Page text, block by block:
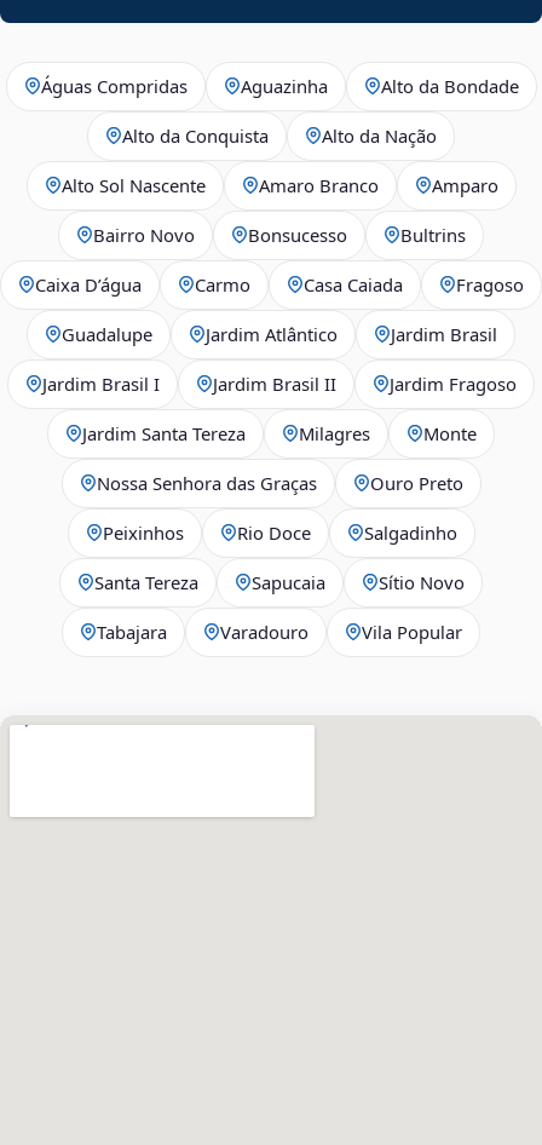
Águas Compridas Aguazinha Alto da Bondade
Alto da Conquista Alto da Nação
Alto Sol Nascente Amaro Branco Amparo
Bairro Novo Bonsucesso Bultrins
Caixa D’água Carmo Casa Caiada Fragoso
Guadalupe Jardim Atlântico Jardim Brasil
Jardim Brasil I Jardim Brasil II Jardim Fragoso
Jardim Santa Tereza Milagres Monte
Nossa Senhora das Graças Ouro Preto
Peixinhos Rio Doce Salgadinho
Santa Tereza Sapucaia Sítio Novo
Tabajara Varadouro Vila Popular